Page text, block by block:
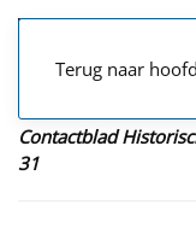
Terug naar
Contactblad
31